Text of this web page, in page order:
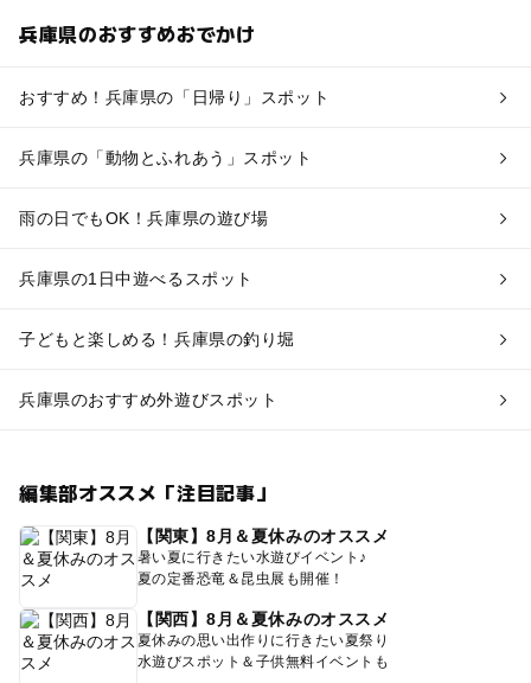
兵庫県のおすすめおでかけ
おすすめ！兵庫県の「日帰り」スポット
兵庫県の「動物とふれあう」スポット
雨の日でもOK！兵庫県の遊び場
兵庫県の1日中遊べるスポット
子どもと楽しめる！兵庫県の釣り堀
兵庫県のおすすめ外遊びスポット
編集部オススメ「注目記事」
【関東】8月＆夏休みのオススメ
暑い夏に行きたい水遊びイベント♪
夏の定番恐竜＆昆虫展も開催！
【関西】8月＆夏休みのオススメ
夏休みの思い出作りに行きたい夏祭り
水遊びスポット＆子供無料イベントも